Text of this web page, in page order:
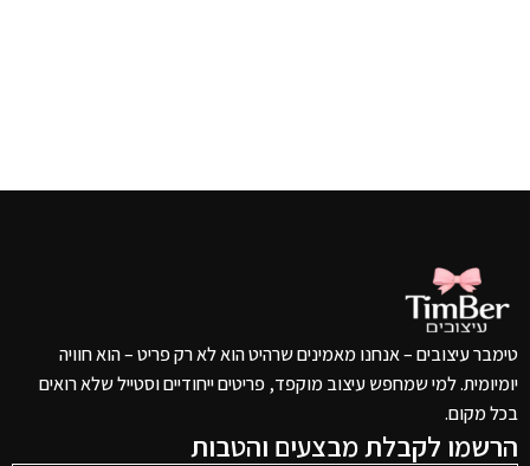
טימבר עיצובים – אנחנו מאמינים שרהיט הוא לא רק פריט – הוא חוויה
יומיומית. למי שמחפש עיצוב מוקפד, פריטים ייחודיים וסטייל שלא רואים
בכל מקום.
הרשמו לקבלת מבצעים והטבות